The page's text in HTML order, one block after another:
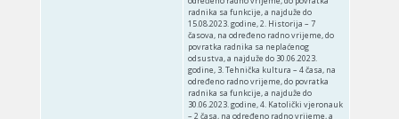
radnika sa funkcije, a najduže do
15.08.2023. godine, 2. Historija – 7
časova, na određeno radno vrijeme, do
povratka radnika sa neplaćenog
odsustva, a najduže do 30.06.2023.
godine, 3. Tehnička kultura – 4 časa, na
određeno radno vrijeme, do povratka
radnika sa funkcije, a najduže do
30.06.2023. godine, 4. Katolički vjeronauk
– 2 časa, na određeno radno vrijeme, a